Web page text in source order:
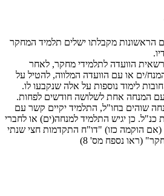
הראשונות מקבלתו ישלים תלמיד המחקר
הוועדה לתלמידי מחקר, לאחר
ים או עם הוועדה המלווה, להטיל על
לימוד נוספות על אלה שנקבעו לו.
עם המנחה אחת לשלושה חודשים לפחות.
שוהים בחו"ל, התלמיד יקיים קשר עם
כנ"ל. כן יגיש התלמיד למנחה(ים) או לחברי
(אם הוקמה כזו) "דו"ח התקדמות חצי שנתי
(ראו נספח מס' 8)